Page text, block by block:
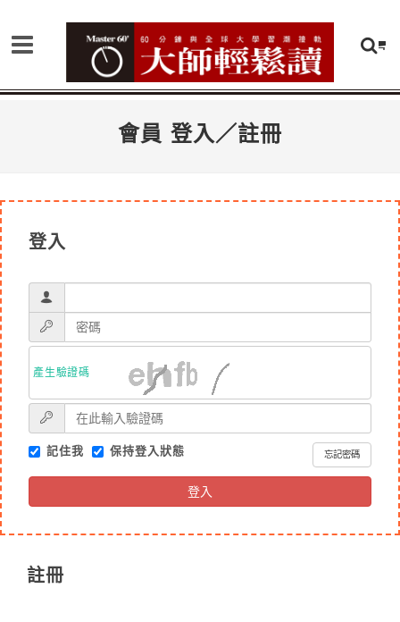
會員 登入／註冊
登入
產生驗證碼
記住我 保持登入狀態 忘記密碼
登入
註冊